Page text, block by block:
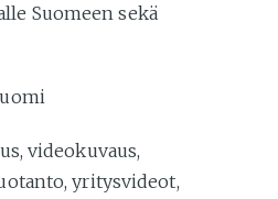
Suomeen sekä
videokuvaus,
yritysvideot,